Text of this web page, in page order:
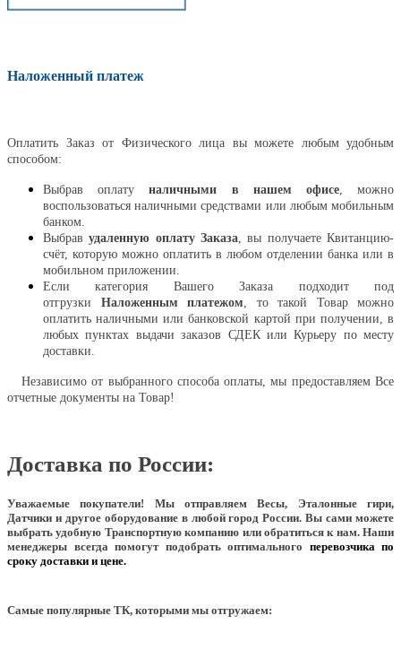
Наложенный платеж
Оплатить Заказ от Физического лица вы можете любым удобным
способом:
Выбрав оплатуналичными в нашем офисе, можно
воспользоваться наличными средствами или любым мобильным
банком.
Выбравудаленную оплату Заказа , вы получаете Квитанцию-
счёт, которую можно оплатить в любом отделении банка или в
мобильном приложении.
Если категория Вашего Заказа подходит под
отгрузки Наложенным платежом , то такой Товар можно
оплатить наличными или банковской картой при получении, в
любых пунктах выдачи заказов СДЕК или Курьеру по месту
доставки.
Независимо от выбранного способа оплаты, мы предоставляем Все
отчетные документы на Товар!
Доставка по России:
Уважаемые покупатели! Мы отправляем Весы, Эталонные гири,
Датчики и другое оборудование в любой город России. Вы сами можете
выбрать удобную Транспортную компанию или обратиться к нам. Наши
менеджеры всегда помогут подобрать оптимального перевозчика по
сроку доставки и цене.
Самые популярные ТК, которыми мы отгружаем: